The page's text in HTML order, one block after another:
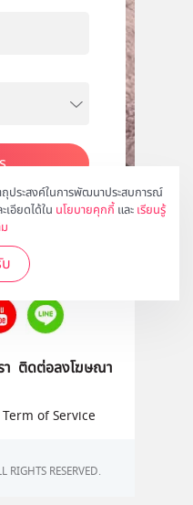
ประสงค์ในการพัฒนาประสบการณ์
อียดได้ใน นโยบายคุกกี้ และ เรียนรู้
ได้ที่
ติดต่อลงโฆษณา
Term of Service
RESERVED.